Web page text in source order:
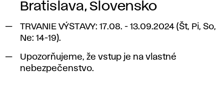
Bratislava, Slovensko
TRVANIE VÝSTAVY: 17.08. - 13.09.2024 (Št, Pi, So,
Ne: 14-19).
Upozorňujeme, že vstup je na vlastné
nebezpečenstvo.